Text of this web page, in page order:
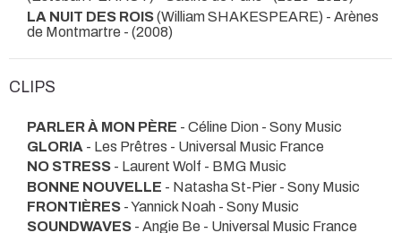
LA NUIT DES ROIS(William SHAKESPEARE) - Arènes
de Montmartre - (2008)
CLIPS
PARLER À MON PÈRE - Céline Dion - Sony Music
GLORIA - Les Prêtres - Universal Music France
NO STRESS - Laurent Wolf - BMG Music
BONNE NOUVELLE - Natasha St-Pier - Sony Music
FRONTIÈRES - Yannick Noah - Sony Music
SOUNDWAVES - Angie Be - Universal Music France